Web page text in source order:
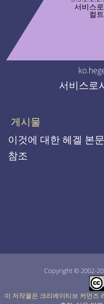
서비스
컬트
서비스로
게시물
이것에 대한 헤겔 본문
참조
Copyright © 2002-
이 저작물은 크리에이티브 커먼즈